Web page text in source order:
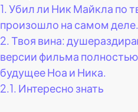
1. Убил ли Ник Майкла по
произошло на самом деле.
2. Твоя вина:
версии фильма
будущее Ноа и Ника.
2.1. Интересно знать